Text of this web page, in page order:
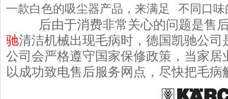
一款白色的吸尘器产品，来满足 不同口味
后由于消费非常关心的问题是售
驰清洁机械出现毛病时，德国凯驰公司
公司会严格遵守国家保修政策，当家居
以成功致电售后服务网点，尽快把毛病